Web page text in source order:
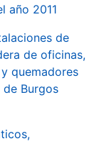
año 2011
de
de oficinas,
quemadores
Burgos